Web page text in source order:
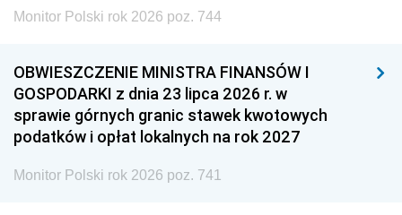
Monitor Polski rok 2026 poz. 744
OBWIESZCZENIE MINISTRA FINANSÓW I
GOSPODARKI z dnia 23 lipca 2026 r. w
sprawie górnych granic stawek kwotowych
podatków i opłat lokalnych na rok 2027
Monitor Polski rok 2026 poz. 741